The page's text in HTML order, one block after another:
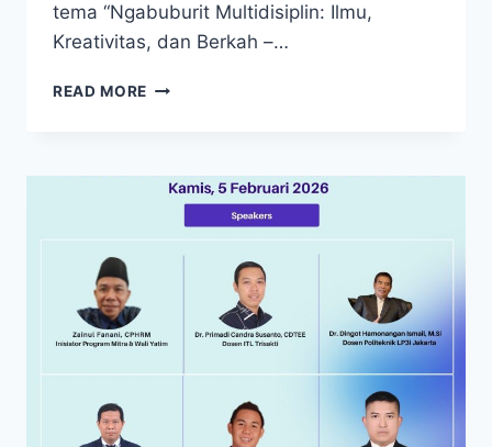
tema “Ngabuburit Multidisiplin: Ilmu,
Kreativitas, dan Berkah –…
READ MORE 5TH
H
SIAP
DIGELAR,
PEMBICARA
KAMPUS